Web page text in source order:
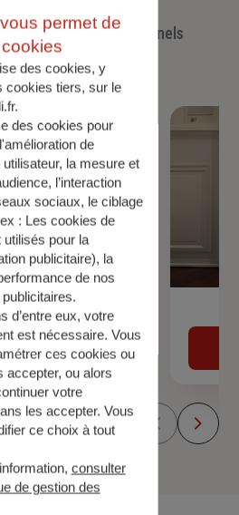
Pour les professionnels
immobilier
nos offres
permet de
des cookies, y
cookies tiers, sur le
des cookies pour
de
utilisateur, la mesure et
l’interaction
sociaux, le ciblage
: Les cookies de
utilisés pour la
publicitaire), la
de nos
d’entre eux, votre
est nécessaire. Vous
ces cookies ou
accepter, ou alors
votre
les accepter. Vous
ce choix à tout
consulter
de gestion des